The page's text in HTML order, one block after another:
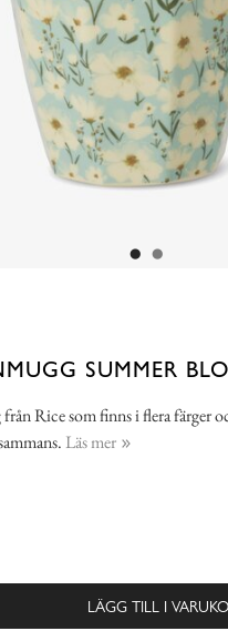
SUMMER
Rice som finns i flera färger
Läs mer
LÄGG TILL I